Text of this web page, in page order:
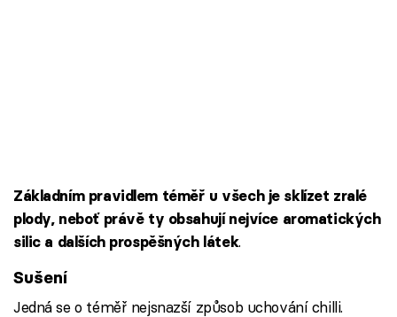
Základním pravidlem téměř u všech je sklízet zralé
plody, neboť právě ty obsahují nejvíce aromatických
silic a dalších prospěšných látek.
Sušení
Jedná se o téměř nejsnazší způsob uchování chilli.